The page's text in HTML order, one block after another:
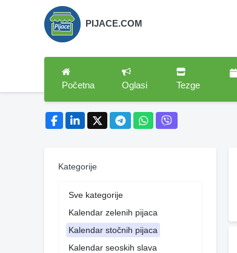
PIJACE.COM
Početna Oglasi Tezge
Kategorije
Sve kategorije
Kalendar zelenih pijaca
Kalendar stočnih pijaca
Kalendar seoskih slava